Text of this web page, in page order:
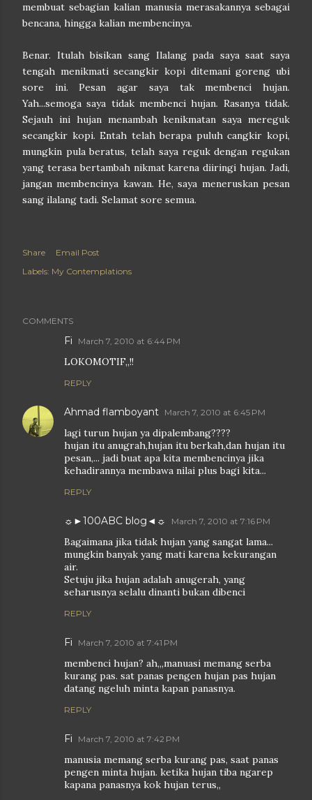
membuat sebagian kalian manusia merasakannya sebagai
bencana, hingga kalian membencinya.
Benar. Itulah bisikan sang Ilalang pada saya saat saya
tengah menikmati secangkir kopi ditemani goreng ubi
sore ini. Pesan agar saya tak membenci hujan.
Yah...semoga saya tidak membenci hujan. Rasanya tidak.
Sejauh ini hujan menambah kenikmatan saya mereguk
secangkir kopi. Entah telah berapa puluh cangkir kopi,
mungkin pula beratus, telah saya reguk dengan regukan
yang terasa bertambah nikmat karena diiringi hujan. Jadi,
jangan membencinya kawan. He, saya meneruskan pesan
sang ilalang tadi. Selamat sore semua.
Share
Email Post
Labels: My Contemplations
COMMENTS
Fi March 7, 2010 at 6:44 PM
LOKOMOTIF,,!!
REPLY
Ahmad flamboyant March 7, 2010 at 6:45 PM
lagi turun hujan ya dipalembang????
hujan itu anugrah,hujan itu berkah,dan hujan itu
pesan,... jadi buat apa kita membencinya jika
kehadirannya membawa nilai plus bagi kita...
REPLY
☼►100ABC blog◄☼ March 7, 2010 at 7:16 PM
Bagaimana jika tidak hujan yang sangat lama...
mungkin banyak yang mati karena kekurangan
air.
Setuju jika hujan adalah anugerah, yang
seharusnya selalu dinanti bukan dibenci
REPLY
Fi March 7, 2010 at 7:41 PM
membenci hujan? ah,,,manuasi memang serba
kurang pas. sat panas pengen hujan pas hujan
datang ngeluh minta kapan panasnya.
REPLY
Fi March 7, 2010 at 7:42 PM
manusia memang serba kurang pas, saat panas
pengen minta hujan. ketika hujan tiba ngarep
kapana panasnya kok hujan terus,,